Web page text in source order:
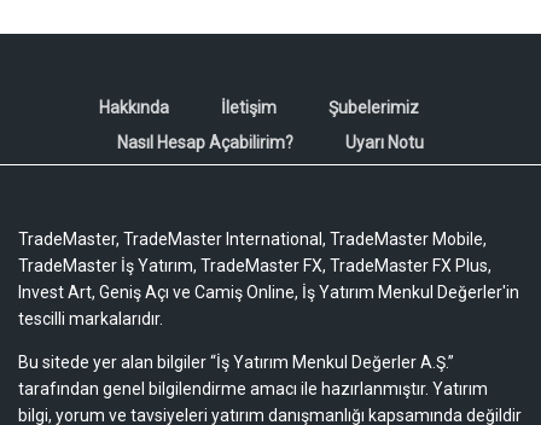
Hakkında İletişim
Şubelerimiz
Nasıl Hesap Açabilirim?
Uyarı Notu
TradeMaster, TradeMaster International, TradeMaster Mobile,
TradeMaster İş Yatırım, TradeMaster FX, TradeMaster FX Plus,
Invest Art, Geniş Açı ve Camiş Online, İş Yatırım Menkul Değerler'in
tescilli markalarıdır.
Bu sitede yer alan bilgiler “İş Yatırım Menkul Değerler A.Ş.”
tarafından genel bilgilendirme amacı ile hazırlanmıştır. Yatırım
bilgi, yorum ve tavsiyeleri yatırım danışmanlığı kapsamında değildir